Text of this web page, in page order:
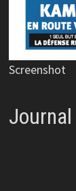
Screenshot
Journal